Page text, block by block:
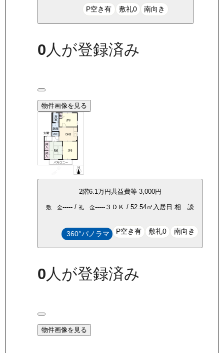
P空き有 敷礼0 南向き
0人が登録済み
物件画像を見る
2階6.1万円共益費等 3,000円
敷 金----- / 礼 金----- ３ＤＫ / 52.54㎡ 入居日 相 談
360°パノラマ P空き有 敷礼0 南向き
0 人が登録済み
物件画像を見る